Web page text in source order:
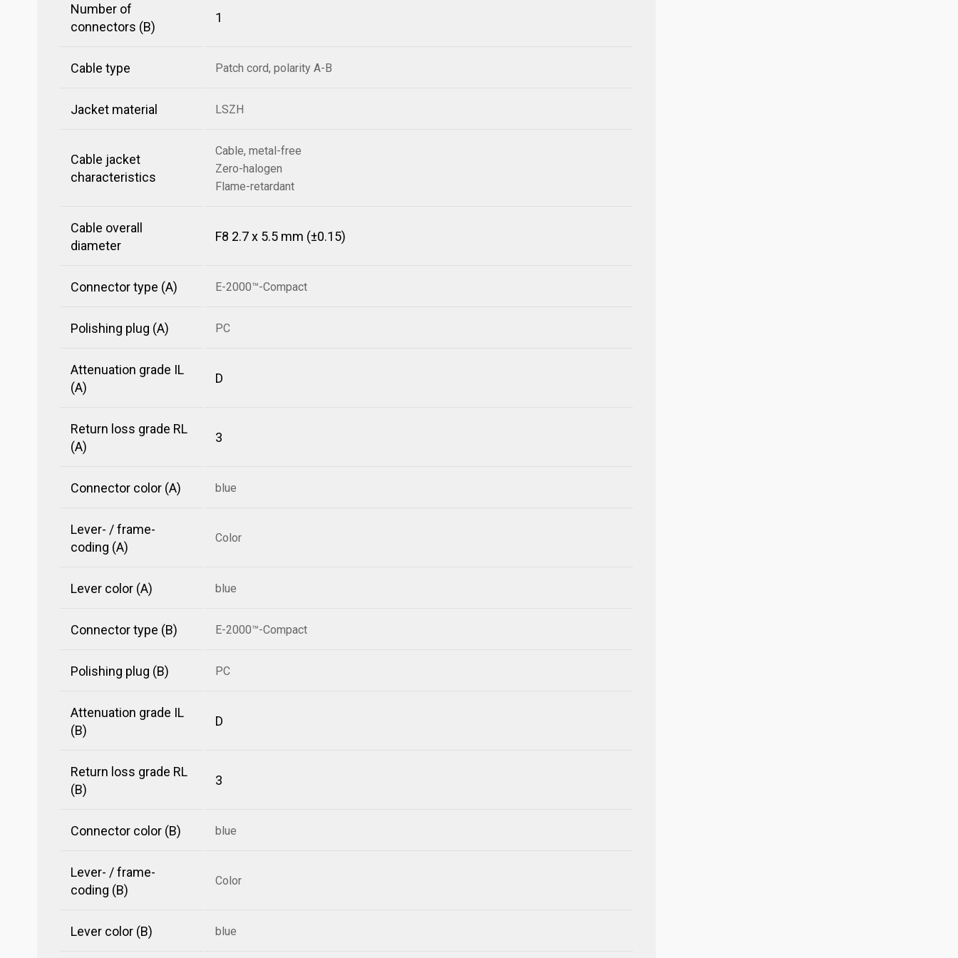
Number of
connectors (B)
1
Cable type Patch cord, polarity A-B
Jacket material LSZH
Cable jacket
characteristics
Cable, metal-free
Zero-halogen
Flame-retardant
Cable overall
diameter
F8 2.7 x 5.5 mm (±0.15)
Connector type (A) E-2000™-Compact
Polishing plug (A) PC
Attenuation grade IL
(A)
D
Return loss grade RL
(A)
3
Connector color (A) blue
Lever- / frame-
coding (A)
Color
Lever color (A) blue
Connector type (B) E-2000™-Compact
Polishing plug (B) PC
Attenuation grade IL
(B)
D
Return loss grade RL
(B)
3
Connector color (B) blue
Lever- / frame-
coding (B)
Color
Lever color (B) blue